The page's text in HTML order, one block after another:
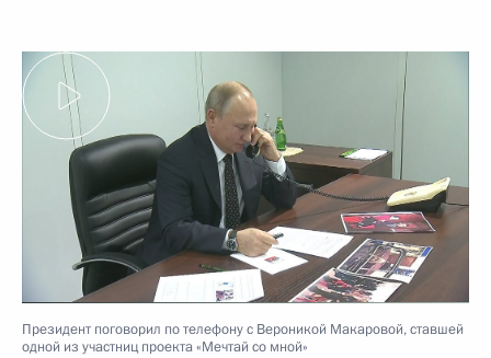
Президент поговорил по телефону с Вероникой Макаровой, ставшей
одной из участниц проекта «Мечтай со мной»